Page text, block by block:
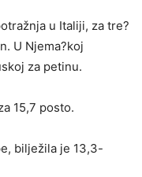
u Italiji, za tre?
U Njema?koj
za petinu.
15,7 posto.
bilježila je 13,3-